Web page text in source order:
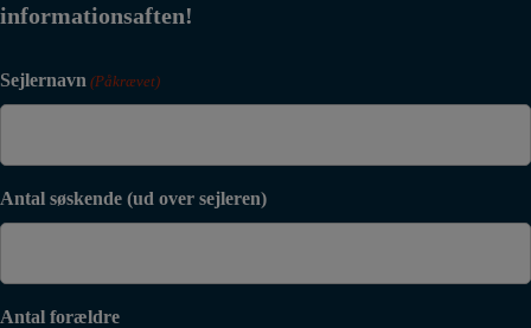
informationsaften!
Sejlernavn (Påkrævet)
Antal søskende (ud over sejleren)
Antal forældre